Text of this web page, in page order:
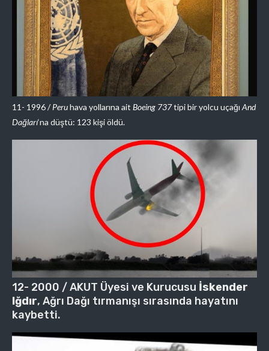
11- 1996 / Peruhava yollarına ait Boeing 737tipi bir yolcu uçağı And
Dağları‘na düştü: 123 kişi öldü.
12- 2000 / AKUT Üyesi ve Kurucusu İskender
Iğdır, Ağrı Dağı tırmanışı sırasında hayatını
kaybetti.